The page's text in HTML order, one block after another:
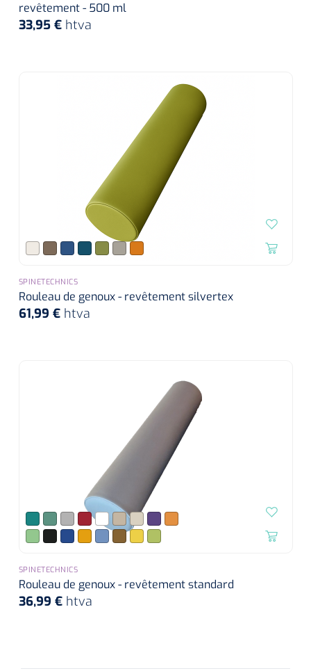
revêtement - 500 ml
33,95 € htva
SPINETECHNICS
Rouleau de genoux - revêtement silvertex
61,99 € htva
SPINETECHNICS
Rouleau de genoux - revêtement standard
36,99 € htva